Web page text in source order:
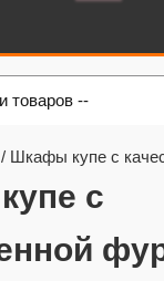
товаров --
/ Шкафы купе с
с